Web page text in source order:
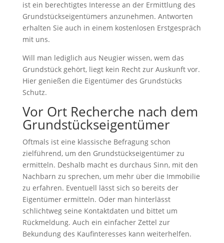
ist ein berechtigtes Interesse an der Ermittlung des
Grundstückseigentümers anzunehmen. Antworten
erhalten Sie auch in einem kostenlosen Erstgespräch
mit uns.
Will man lediglich aus Neugier wissen, wem das
Grundstück gehört, liegt kein Recht zur Auskunft vor.
Hier genießen die Eigentümer des Grundstücks
Schutz.
Vor Ort Recherche nach dem
Grundstückseigentümer
Oftmals ist eine klassische Befragung schon
zielführend, um den Grundstückseigentümer zu
ermitteln. Deshalb macht es durchaus Sinn, mit den
Nachbarn zu sprechen, um mehr über die Immobilie
zu erfahren. Eventuell lässt sich so bereits der
Eigentümer ermitteln. Oder man hinterlässt
schlichtweg seine Kontaktdaten und bittet um
Rückmeldung. Auch ein einfacher Zettel zur
Bekundung des Kaufinteresses kann weiterhelfen.